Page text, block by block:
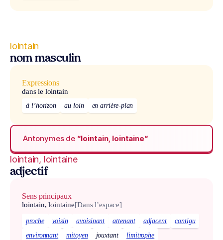
lointain
nom masculin
Expressions
dans le lointain
à l’horizon au loin en arrière-plan
Antonymes de “lointain, lointaine“
lointain, lointaine
adjectif
Sens principaux
lointain, lointaine[Dans l’espace]
proche voisin avoisinant attenant adjacent
contigu
environnant
mitoyen jouxtant limitrophe